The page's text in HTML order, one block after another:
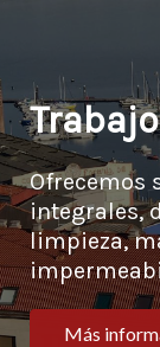
Ofrecemos
integrales,
limpieza,
Más